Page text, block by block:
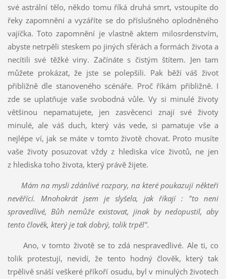
své astrální tělo, někdo tomu říká druhá smrt, vstoupíte do
řeky zapomnění a vyzáříte se do příslušného oplodněného
vajíčka. Toto zapomnění je vlastně aktem milosrdenstvím,
abyste netrpěli steskem po jiných sférách a formách života a
necítili své těžké viny. Začínáte s čistým štítem. Jen tam
můžete prokázat, že jste se polepšili. Pak běží váš život
přibližně dle stanoveného scénáře. Proč říkám přibližně. I
zde se uplatňuje vaše svobodná vůle. Vy si minulé životy
většinou nepamatujete, jen zasvěcenci znají své životy
minulé, ale váš duch, který vás vede, si pamatuje vše a
nejlépe ví, jak se máte v tomto životě chovat. Proto musíte
vaše životy posuzovat vždy z hlediska více životů, ne jen
z hlediska toho života, který právě žijete.
Mám na mysli zdánlivé rozpory, na které poukazují někteří
nevěřící.
Mnohokrát jsem je slyšela, jak říkají : "to není
spravedlivé, Bůh nemůže existovat, jinak by nedopustil, aby
tento člověk, který je tak dobrý, tolik trpěl".
Ano, v tomto životě se to zdá nespravedlivé. Ale ti, co
tolik protestují, nevidí, že tento hodný člověk, který tak
trpělivě snáší veškeré příkoří osudu, byl v minulých životech